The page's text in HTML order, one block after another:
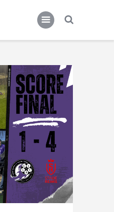
PAYS DU VALOIS